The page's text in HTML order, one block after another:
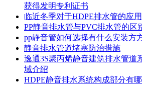
获得发明专利证书
临近冬季对于HDPE排水管的应
PP静音排水管与PVC排水管的区
pp静音管如何选择有什么安装方
静音排水管道堵塞防治措施
逸通3S聚丙烯静音建筑排水管道
域介绍
HDPE静音排水系统构成部分有